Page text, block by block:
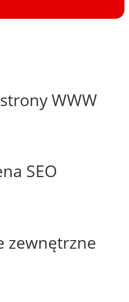
WWW
SEO
zewnętrzne